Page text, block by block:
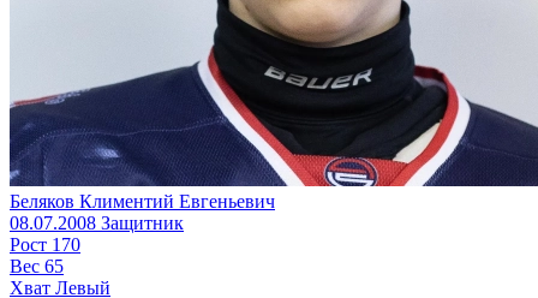
Беляков Климентий Евгеньевич
08.07.2008 Защитник
Рост 170
Вес 65
Хват Левый